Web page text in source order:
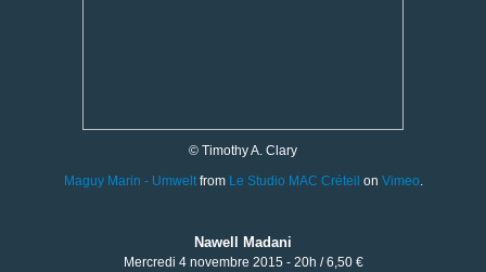
© Timothy A. Clary
Maguy Marin - Umweltfrom Le Studio MAC Créteil on Vimeo.
Nawell Madani
Mercredi 4 novembre 2015 - 20h / 6,50 €